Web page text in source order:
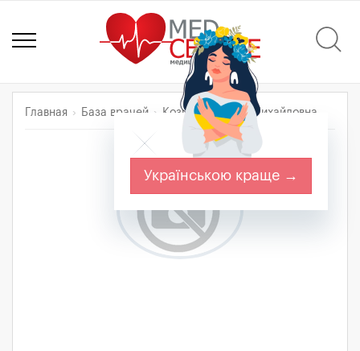
Главная База врачей Козицкая Янина Михайловна
Українською краще →